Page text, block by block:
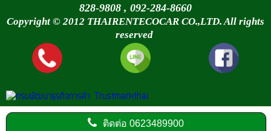
828-9808 , 092-284-8660
Copyright © 2012 THAIRENTECOCAR CO.,LTD. All rights
reserved
ติดต่อ0623489900